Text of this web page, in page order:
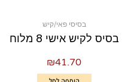
בסיסי פאי/קיש
בסיס לקיש אישי 8 מלוח
₪41.70